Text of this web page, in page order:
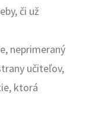
či už
neprimeraný
učiteľov,
ktorá